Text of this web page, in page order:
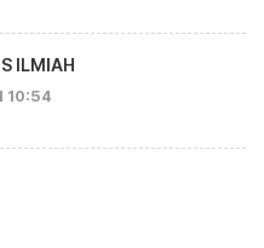
ILMIAH
10:54